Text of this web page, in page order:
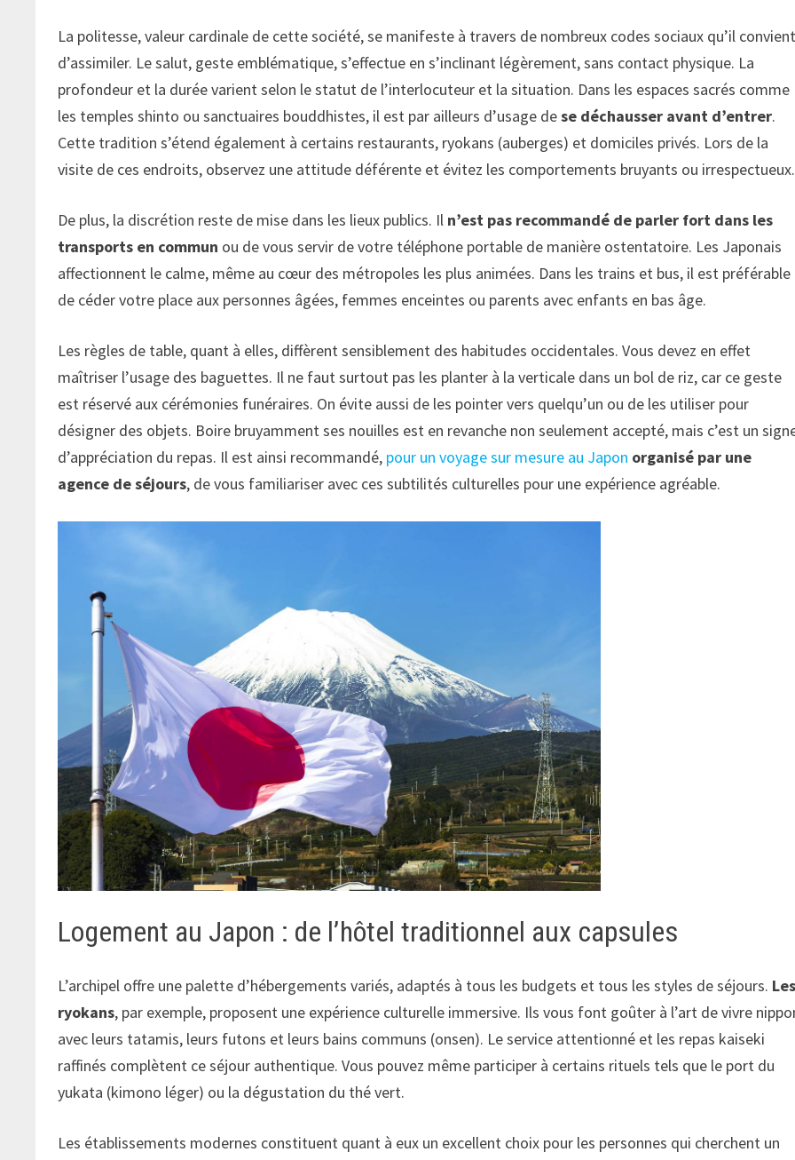
La politesse, valeur cardinale de cette société, se manifeste à travers de nombreux codes sociaux qu’il convient
d’assimiler. Le salut, geste emblématique, s’effectue en s’inclinant légèrement, sans contact physique. La
profondeur et la durée varient selon le statut de l’interlocuteur et la situation. Dans les espaces sacrés comme
les temples shinto ou sanctuaires bouddhistes, il est par ailleurs d’usage dese déchausser avant d’entrer.
Cette tradition s’étend également à certains restaurants, ryokans (auberges) et domiciles privés. Lors de la
visite de ces endroits, observez une attitude déférente et évitez les comportements bruyants ou irrespectueux.
De plus, la discrétion reste de mise dans les lieux publics. Il n’est pas recommandé de parler fort dans les
transports en commun ou de vous servir de votre téléphone portable de manière ostentatoire. Les Japonais
affectionnent le calme, même au cœur des métropoles les plus animées. Dans les trains et bus, il est préférable
de céder votre place aux personnes âgées, femmes enceintes ou parents avec enfants en bas âge.
Les règles de table, quant à elles, diffèrent sensiblement des habitudes occidentales. Vous devez en effet
maîtriser l’usage des baguettes. Il ne faut surtout pas les planter à la verticale dans un bol de riz, car ce geste
est réservé aux cérémonies funéraires. On évite aussi de les pointer vers quelqu’un ou de les utiliser pour
désigner des objets. Boire bruyamment ses nouilles est en revanche non seulement accepté, mais c’est un
d’appréciation du repas. Il est ainsi recommandé, pour un voyage sur mesure au Japon organisé par une
agence de séjours, de vous familiariser avec ces subtilités culturelles pour une expérience agréable.
Logement au Japon : de l’hôtel traditionnel aux capsules
L’archipel offre une palette d’hébergements variés, adaptés à tous les budgets et tous les styles de séjours. Les
ryokans, par exemple, proposent une expérience culturelle immersive. Ils vous font goûter à l’art de vivre
avec leurs tatamis, leurs futons et leurs bains communs (onsen). Le service attentionné et les repas kaiseki
raffinés complètent ce séjour authentique. Vous pouvez même participer à certains rituels tels que le port du
yukata (kimono léger) ou la dégustation du thé vert.
Les établissements modernes constituent quant à eux un excellent choix pour les personnes qui cherchent un